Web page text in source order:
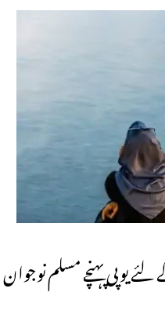
لئے یوپی پہنچے مسلم نوجوان